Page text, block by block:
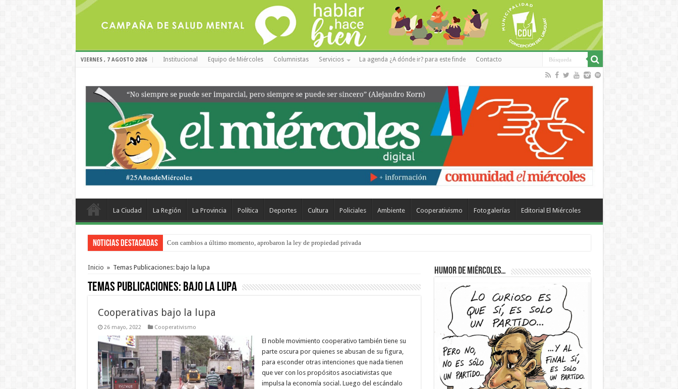
VIERNES , 7 AGOSTO 2026 Institucional Equipo de Miércoles Columnistas Servicios La agenda ¿A dónde ir? para este finde Contacto
La Ciudad La Región La Provincia Política Deportes Cultura Policiales Ambiente Cooperativismo Fotogalerías Editorial El Miércoles
Noticias Destacadas Con cambios a último momento, aprobaron la ley de propiedad privada
Del viernes 7 al domingo 9 de agosto: la agenda ¿A dónde ir? para este finde
Inicio » Temas Publicaciones: bajo la lupa
Temas Publicaciones: bajo la lupa
Cooperativas bajo la lupa
26 mayo, 2022 Cooperativismo
El noble movimiento cooperativo también tiene su
parte oscura por quienes se abusan de su figura,
para esconder otras intenciones que nada tienen
que ver con los propósitos asociativistas que
impulsa la economía social. Luego del escándalo
Humor de Miércoles…